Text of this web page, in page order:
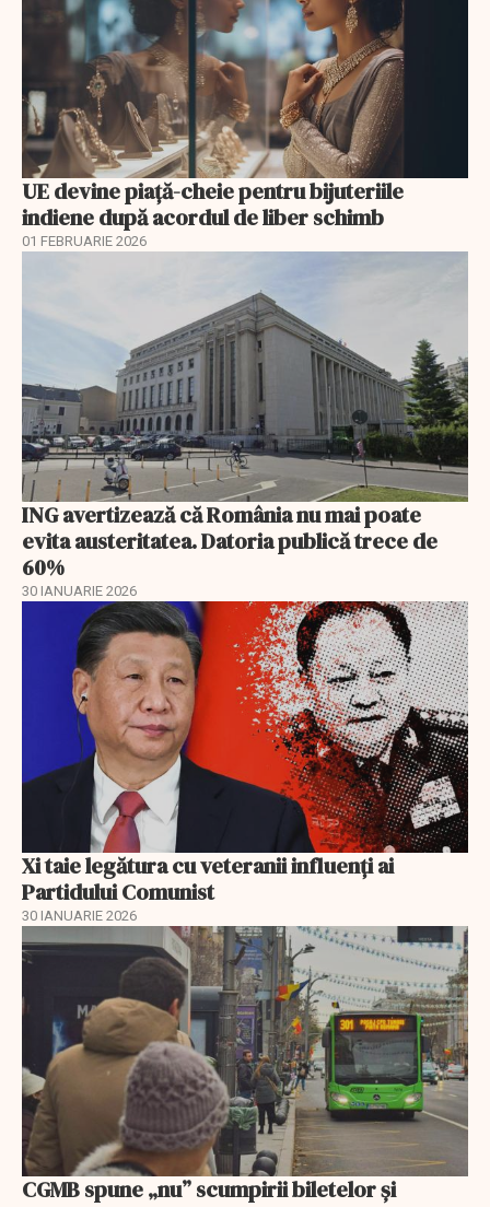
UE devine piață-cheie pentru bijuteriile
indiene după acordul de liber schimb
01 FEBRUARIE 2026
ING avertizează că România nu mai poate
evita austeritatea. Datoria publică trece de
60%
30 IANUARIE 2026
Xi taie legătura cu veteranii influenți ai
Partidului Comunist
30 IANUARIE 2026
CGMB spune „nu” scumpirii biletelor și